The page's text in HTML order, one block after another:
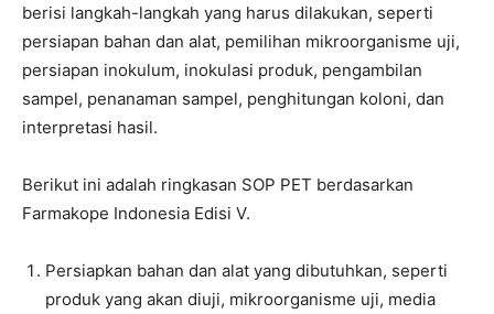
berisi langkah-langkah yang harus dilakukan, seperti
persiapan bahan dan alat, pemilihan mikroorganisme uji,
persiapan inokulum, inokulasi produk, pengambilan
sampel, penanaman sampel, penghitungan koloni, dan
interpretasi hasil.
Berikut ini adalah ringkasan SOP PET berdasarkan
Farmakope Indonesia Edisi V.
Persiapkan bahan dan alat yang dibutuhkan, seperti
produk yang akan diuji, mikroorganisme uji, media